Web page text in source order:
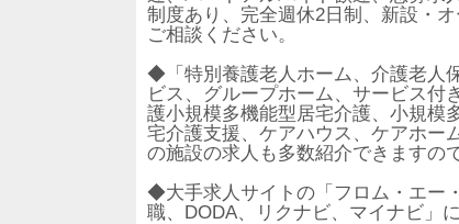
制度あり、完全週休2日制、新設・
ご相談ください。
◆「特別養護老人ホーム、介護老人
ビス、グループホーム、サービス付
護小規模多機能型居宅介護、小規模
宅介護支援、ケアハウス、ケアホー
の施設の求人も多数紹介できますの
◆大手求人サイトの「フロム・エー
職、DODA、リクナビ、マイナビ」